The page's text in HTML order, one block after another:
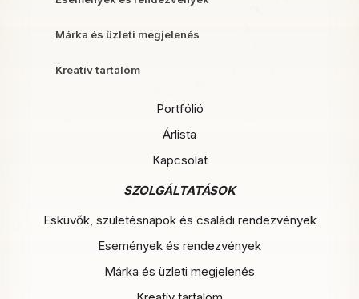
Márka és üzleti megjelenés
Kreatív tartalom
Portfólió
Árlista
Kapcsolat
SZOLGÁLTATÁSOK
Esküvők, születésnapok és családi rendezvények
Események és rendezvények
Márka és üzleti megjelenés